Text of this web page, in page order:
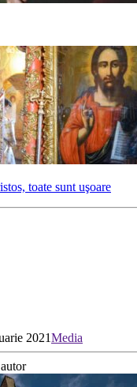
toate sunt uşoare
2021Media